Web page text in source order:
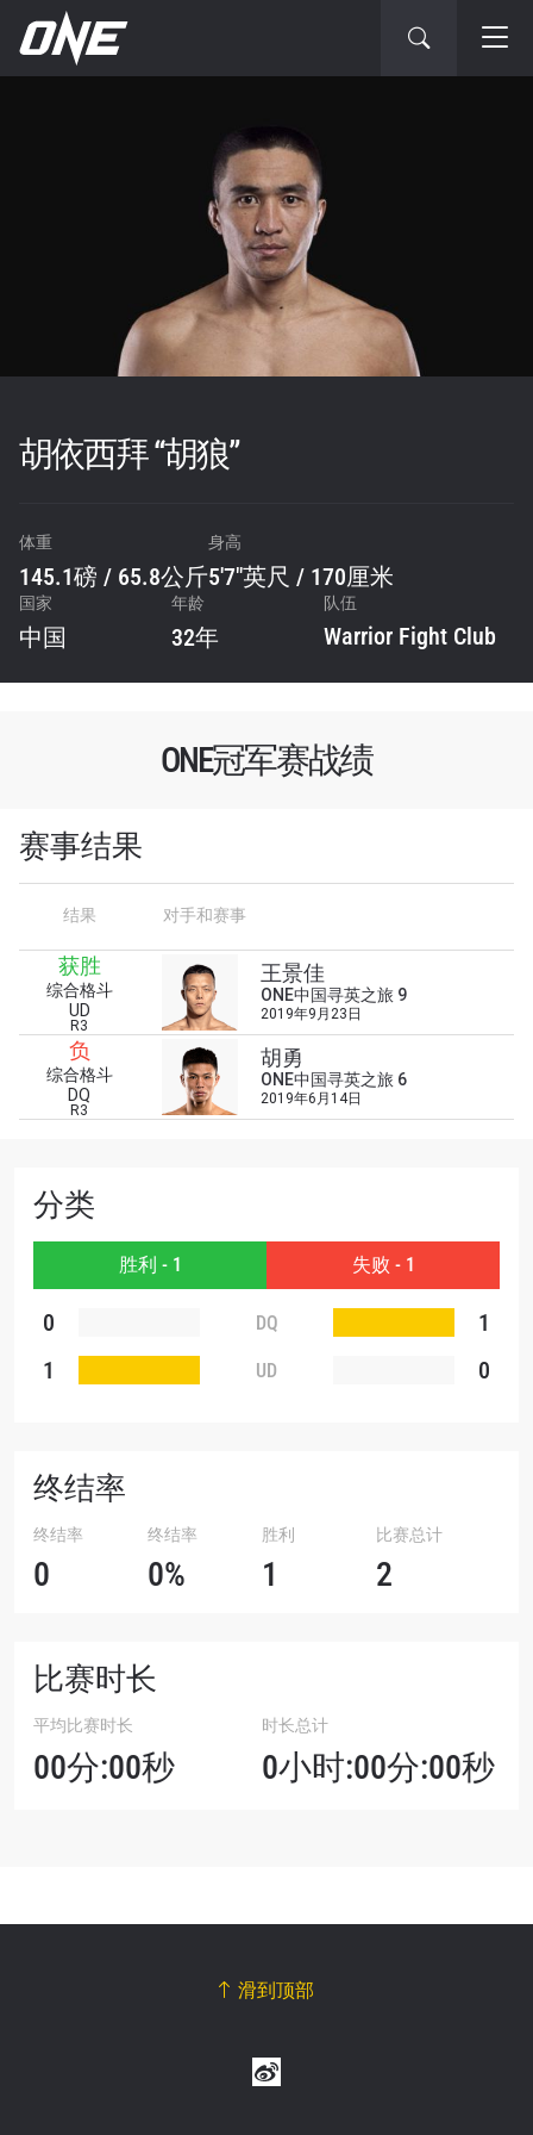
胡依西拜 “胡狼”
体重
145.1磅 / 65.8公斤
身高
5'7"英尺 / 170厘米
国家
中国
年龄
32年
队伍
Warrior Fight Club
ONE冠军赛战绩
赛事结果
结果 对手和赛事
获胜
综合格斗
UD
R3
王景佳
ONE中国寻英之旅 9
2019年9月23日
负
综合格斗
DQ
R3
胡勇
ONE中国寻英之旅 6
2019年6月14日
分类
胜利 - 1 失败 - 1
0 DQ
1
1
UD 0
终结率
终结率
0
终结率
0%
胜利
1
比赛总计
2
比赛时长
平均比赛时长
00分:00秒
时长总计
0小时:00分:00秒
滑到顶部
对手
查看集锦
浏览了解更多
在任何地域观看ONE冠军赛，现在注册获得权限了
解最新资讯、解锁特别福利以及优先机遇获得直播
场次的最佳座位！
邮箱
名字
订阅
提交此表格签署弹出免责声明，即表示您同意我们
的隐私政策，我们将收集、使用和披露您的信息。